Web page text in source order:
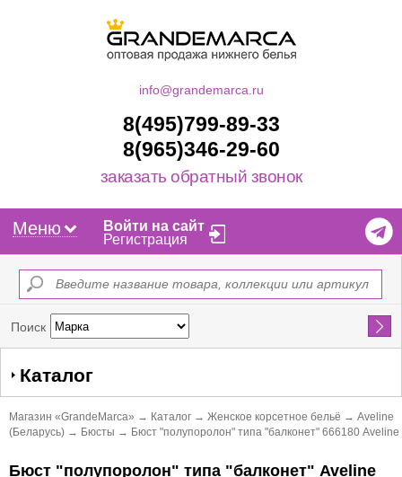
info@grandemarca.ru
8(495)799-89-33
8(965)346-29-60
заказать обратный звонок
Меню
Войти на сайт
Регистрация
Поиск Найти
Каталог
Магазин «GrandeMarca» → Каталог → Женское корсетное бельё → Aveline
(Беларусь) → Бюсты → Бюст "полупоролон" типа "балконет" 666180 Aveline
Бюст "полупоролон" типа "балконет" Aveline